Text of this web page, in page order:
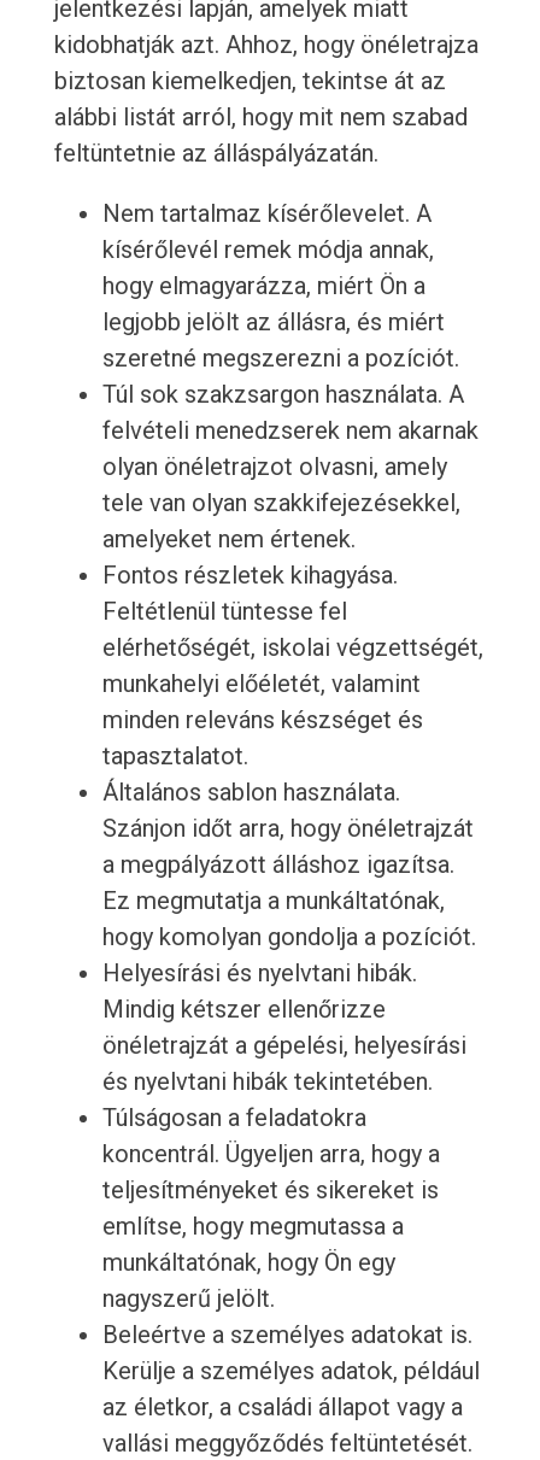
jelentkezési lapján, amelyek miatt
kidobhatják azt. Ahhoz, hogy önéletrajza
biztosan kiemelkedjen, tekintse át az
alábbi listát arról, hogy mit nem szabad
feltüntetnie az álláspályázatán.
Nem tartalmaz kísérőlevelet. A
kísérőlevél remek módja annak,
hogy elmagyarázza, miért Ön a
legjobb jelölt az állásra, és miért
szeretné megszerezni a pozíciót.
Túl sok szakzsargon használata. A
felvételi menedzserek nem akarnak
olyan önéletrajzot olvasni, amely
tele van olyan szakkifejezésekkel,
amelyeket nem értenek.
Fontos részletek kihagyása.
Feltétlenül tüntesse fel
elérhetőségét, iskolai végzettségét,
munkahelyi előéletét, valamint
minden releváns készséget és
tapasztalatot.
Általános sablon használata.
Szánjon időt arra, hogy önéletrajzát
a megpályázott álláshoz igazítsa.
Ez megmutatja a munkáltatónak,
hogy komolyan gondolja a pozíciót.
Helyesírási és nyelvtani hibák.
Mindig kétszer ellenőrizze
önéletrajzát a gépelési, helyesírási
és nyelvtani hibák tekintetében.
Túlságosan a feladatokra
koncentrál. Ügyeljen arra, hogy a
teljesítményeket és sikereket is
említse, hogy megmutassa a
munkáltatónak, hogy Ön egy
nagyszerű jelölt.
Beleértve a személyes adatokat is.
Kerülje a személyes adatok, például
az életkor, a családi állapot vagy a
vallási meggyőződés feltüntetését.